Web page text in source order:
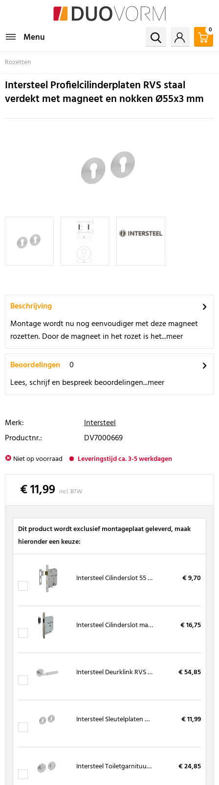
Menu
0
Rozetten
Intersteel Profielcilinderplaten RVS staal
verdekt met magneet en nokken Ø55x3 mm
Beschrijving
Montage wordt nu nog eenvoudiger met deze magneet
rozetten. Door de magneet in het rozet is het...meer
Beoordelingen
0
Lees, schrijf en bespreek beoordelingen...meer
Merk:
Intersteel
Productnr.:
DV7000669
Niet op voorraad Leveringstijd ca. 3-5 werkdagen
€ 11,99 incl. BTW
Dit product wordt exclusief montageplaat geleverd, maak
hieronder een keuze:
Intersteel Cilinderslot 55 mm inclusief sluitplaat € 9,70
Intersteel Cilinderslot magnetisch met sluitkom € 16,75
Intersteel Deurklink RVS Bau-stil op rond magneet rozet € 54,85
Intersteel Sleutelplaten RVS staal verdekt met magneet en nokken Ø55x3 mm € 11,99
Intersteel Toiletgarnituur RVS 8 mm met magneet en nokken Ø55x3 mm € 24,85